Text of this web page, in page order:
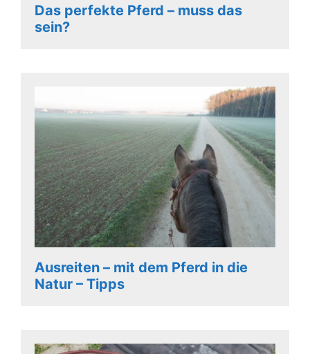
Das perfekte Pferd – muss das
sein?
Ausreiten – mit dem Pferd in die
Natur – Tipps